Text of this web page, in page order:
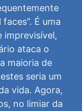
É uma
imprevisível,
ataca o
maioria de
seria um
vida. Agora,
no limiar da